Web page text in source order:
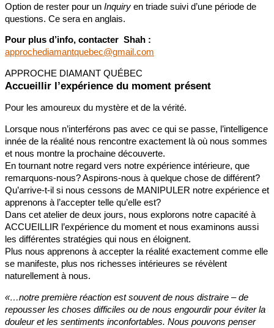
Option de rester pour un Inquiry en triade suivi d’une période de
questions. Ce sera en anglais.
Pour plus d’info, contacter Shah :
approchediamantquebec@gmail.com
APPROCHE DIAMANT QUÉBEC
Accueillir l’expérience du moment présent
Pour les amoureux du mystère et de la vérité.
Lorsque nous n’interférons pas avec ce qui se passe, l’intelligence
innée de la réalité nous rencontre exactement là où nous sommes
et nous montre la prochaine découverte.
En tournant notre regard vers notre expérience intérieure, que
remarquons-nous? Aspirons-nous à quelque chose de différent?
Qu’arrive-t-il si nous cessons de MANIPULER notre expérience et
apprenons à l’accepter telle qu’elle est?
Dans cet atelier de deux jours, nous explorons notre capacité à
ACCUEILLIR l’expérience du moment et nous examinons aussi
les différentes stratégies qui nous en éloignent.
Plus nous apprenons à accepter la réalité exactement comme elle
se manifeste, plus nos richesses intérieures se révèlent
naturellement à nous.
«…notre première réaction est souvent de nous distraire – de
repousser les choses difficiles ou de nous engourdir pour éviter la
douleur et les sentiments inconfortables. Nous pouvons penser